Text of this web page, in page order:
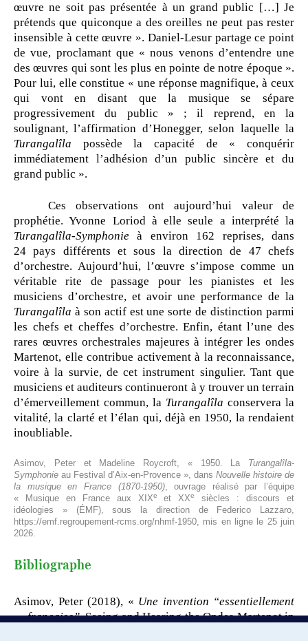
œuvre ne soit pas présentée à un grand public […] Je
prétends que quiconque a des oreilles ne peut pas rester
insensible à cette œuvre ». Daniel-Lesur partage ce point
de vue, proclamant que « nous venons d’entendre une
des œuvres qui sont les plus en pointe de notre époque ».
Pour lui, elle constitue « une réponse magnifique, à ceux
qui vont en disant que la musique se sépare
progressivement du public » ; il reprend, en la
soulignant, l’affirmation d’Honegger, selon laquelle la
Turangalîla possède la capacité de « conquérir
immédiatement l’adhésion d’un public sincère et du
grand public ».
Ces observations ont aujourd’hui valeur de
prophétie. Yvonne Loriod à elle seule a interprété la
Turangalîla-Symphonie à environ 162 reprises, dans
24 pays différents et sous la direction de 47 chefs
d’orchestre. Aujourd’hui, l’œuvre s’impose comme un
véritable rite de passage pour les pianistes et les
musiciens d’orchestre, et avoir une performance de la
Turangalîla à son actif est une sorte de distinction parmi
les chefs et cheffes d’orchestre. Enfin, étant l’une des
rares œuvres orchestrales majeures à intégrer les ondes
Martenot, elle contribue activement à la reconnaissance,
voire à la survie, de cet instrument singulier. Tant que
musiciens et auditeurs continueront à y trouver un terrain
d’émerveillement commun, la Turangalîla conservera la
vitalité, la clarté et l’élan qui, déjà en 1950, la rendaient
inoubliable.
Asimov, Peter et Madeline Roycroft, « 1950. La Turangalîla-
Symphonie au Festival d’Aix-en-Provence », dans Nouvelle histoire de
la musique en France (1870-1950), ouvrage réalisé par l’équipe
« Musique en France aux XIXe et XXe
siècles : discours et
idéologies » (ÉMF), sous la direction de Federico Lazzaro,
https://emf.regroupement-rcms.org/nhmf-1950, mis en ligne le 25 juin
2026.
Bibliographe
Asimov, Peter (2018), « Une invention “essentiellement
française”. Seeing and Hearing the Ondes Martenot in